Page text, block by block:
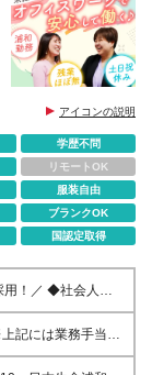
アイコンの説明
学歴不問
リモートOK
服装自由
ブランクOK
国認定取得
！／ ◆社会人デ
重視！職歴や転
に通勤できます♪
時間分）を含みま